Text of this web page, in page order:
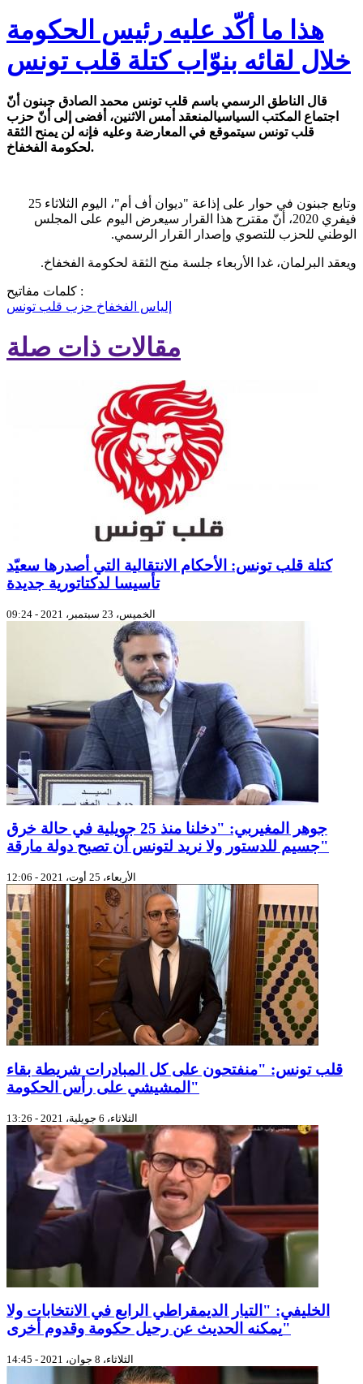
هذا ما أكّد عليه رئيس الحكومة
خلال لقائه بنوّاب كتلة قلب تونس
قال الناطق الرسمي باسم قلب تونس محمد الصادق جبنون أنّ
اجتماع المكتب السياسيالمنعقد أمس الاثنين، أفضى إلى أنّ حزب
قلب تونس سيتموقع في المعارضة وعليه فإنه لن يمنح الثقة
لحكومة الفخفاخ.
وتابع جبنون في حوار على إذاعة "ديوان أف أم"، اليوم الثلاثاء 25
فيفري 2020، أنّ مقترح هذا القرار سيعرض اليوم على المجلس
الوطني للحزب للتصوي وإصدار القرار الرسمي.
ويعقد البرلمان، غدا الأربعاء جلسة منح الثقة لحكومة الفخفاخ.
كلمات مفاتيح :
إلياس الفخفاخ حزب قلب تونس
مقالات ذات صلة
كتلة قلب تونس: الأحكام الانتقالية التي أصدرها سعيّد
تأسيسا لدكتاتورية جديدة
الخميس، 23 سبتمبر، 2021 - 09:24
جوهر المغيربي: "دخلنا منذ 25 جويلية في حالة خرق
جسيم للدستور ولا نريد لتونس أن تصبح دولة مارقة"
الأربعاء، 25 أوت، 2021 - 12:06
قلب تونس: "منفتحون على كل المبادرات شريطة بقاء
المشيشي على رأس الحكومة"
الثلاثاء، 6 جويلية، 2021 - 13:26
الخليفي: "التيار الديمقراطي الرابع في الانتخابات ولا
يمكنه الحديث عن رحيل حكومة وقدوم أخرى"
الثلاثاء، 8 جوان، 2021 - 14:45